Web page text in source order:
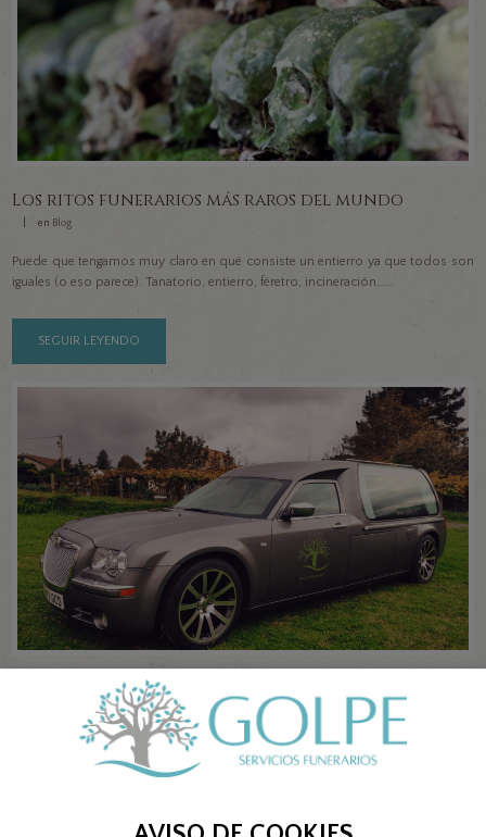
Los ritos funerarios más raros del mundo
en Blog
Puede que tengamos muy claro en qué consiste un entierro ya que todos son
iguales (o eso parece). Tanatorio, entierro, féretro, incineración…...
SEGUIR LEYENDO
Repatriación y traslado de cuerpos: ¿cuál es el
procedimiento?
Si un ser querido muere fuera de su país de residencia, puede darse una